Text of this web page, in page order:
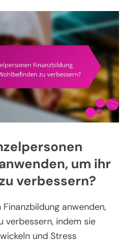
um ihr
verbessern?
anwenden,
verbessern, indem sie
und Stress